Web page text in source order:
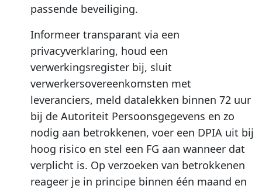
passende beveiliging.
Informeer transparant via een
privacyverklaring, houd een
verwerkingsregister bij, sluit
verwerkersovereenkomsten met
leveranciers, meld datalekken binnen 72 uur
bij de Autoriteit Persoonsgegevens en zo
nodig aan betrokkenen, voer een DPIA uit bij
hoog risico en stel een FG aan wanneer dat
verplicht is. Op verzoeken van betrokkenen
reageer je in principe binnen één maand en